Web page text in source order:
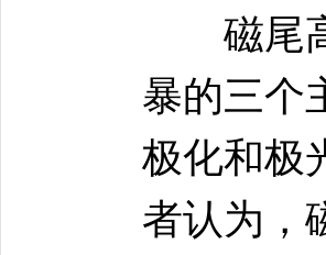
磁尾高
暴的三个
极化和极
者认为，